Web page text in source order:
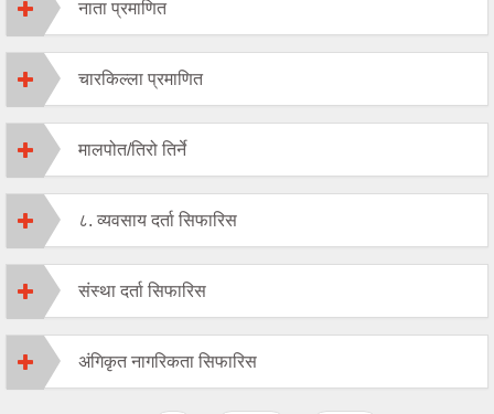
नाता प्रमाणित
चारकिल्ला प्रमाणित
मालपोत/तिरो तिर्ने
८. व्यवसाय दर्ता सिफारिस
संस्था दर्ता सिफारिस
अंगिकृत नागरिकता सिफारिस